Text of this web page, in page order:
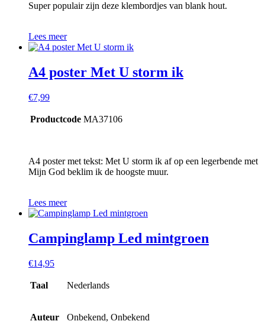
Super populair zijn deze klembordjes van blank hout.
Lees meer
A4 poster Met U storm ik
€7,99
Productcode MA37106
A4 poster met tekst: Met U storm ik af op een legerbende met
Mijn God beklim ik de hoogste muur.
Lees meer
Campinglamp Led mintgroen
€14,95
Taal Nederlands
Auteur Onbekend, Onbekend